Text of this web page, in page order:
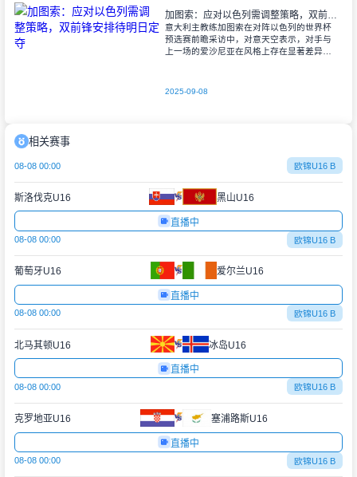
加图索：应对以色列需调整策略，双前锋安排待明日定夺
意大利主教练加图索在对阵以色列的世界杯
预选赛前瞻采访中，对意天空表示，对手与
上一场的爱沙尼亚在风格上存在显著差异。
出色的
2025-09-08
相关赛事
08-08 00:00 欧锦U16 B
斯洛伐克U16 黑山U16
直播中
08-08 00:00 欧锦U16 B
葡萄牙U16 爱尔兰U16
直播中
08-08 00:00 欧锦U16 B
北马其顿U16 冰岛U16
直播中
08-08 00:00 欧锦U16 B
克罗地亚U16 塞浦路斯U16
直播中
08-08 00:00 欧锦U16 B